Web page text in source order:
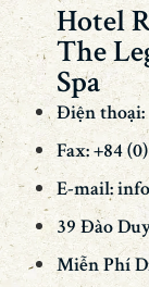
Hotel
The
Spa
Điện thoại:
Fax: +84
E-mail:
39 Đào
Miễn Phí